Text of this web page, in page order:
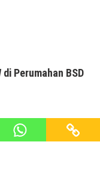
di Perumahan BSD